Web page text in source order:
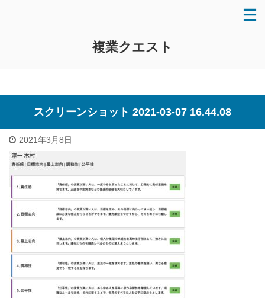
複業クエスト
スクリーンショット 2021-03-07 16.44.08
2021年3月8日